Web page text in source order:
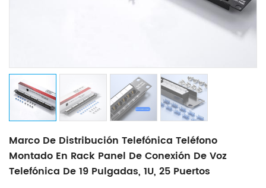
Marco De Distribución Telefónica Teléfono
Montado En Rack Panel De Conexión De Voz
Telefónica De 19 Pulgadas, 1U, 25 Puertos